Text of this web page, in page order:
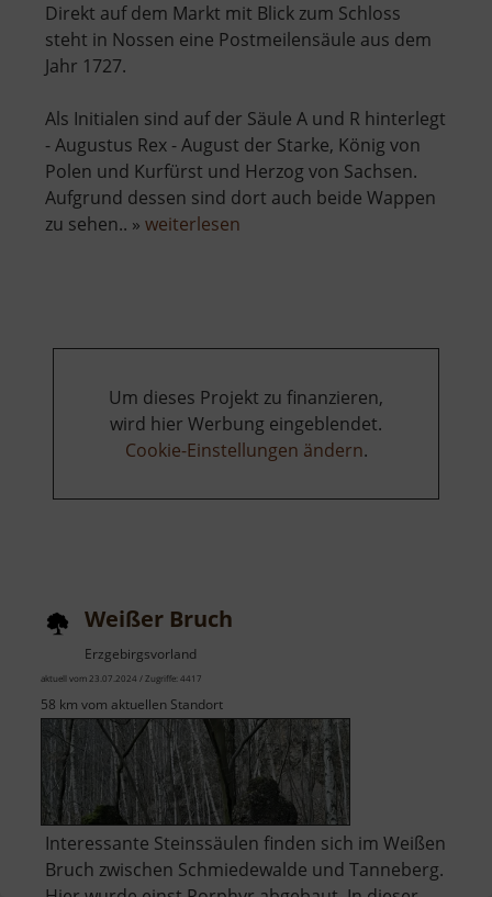
Direkt auf dem Markt mit Blick zum Schloss
steht in Nossen eine Postmeilensäule aus dem
Jahr 1727.
Als Initialen sind auf der Säule A und R hinterlegt
- Augustus Rex - August der Starke, König von
Polen und Kurfürst und Herzog von Sachsen.
Aufgrund dessen sind dort auch beide Wappen
zu sehen.. » weiterlesen
Um dieses Projekt zu finanzieren,
wird hier Werbung eingeblendet.
Cookie-Einstellungen ändern.
Weißer Bruch
Erzgebirgsvorland
aktuell vom 23.07.2024 / Zugriffe: 4417
58 km vom aktuellen Standort
Interessante Steinssäulen finden sich im Weißen
Bruch zwischen Schmiedewalde und Tanneberg.